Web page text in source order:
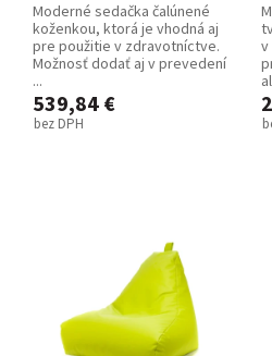
Moderné sedačka čalúnené
koženkou, ktorá je vhodná aj
pre použitie v zdravotníctve.
Možnosť dodať aj v prevedení
...
539,84 €
bez DPH
v